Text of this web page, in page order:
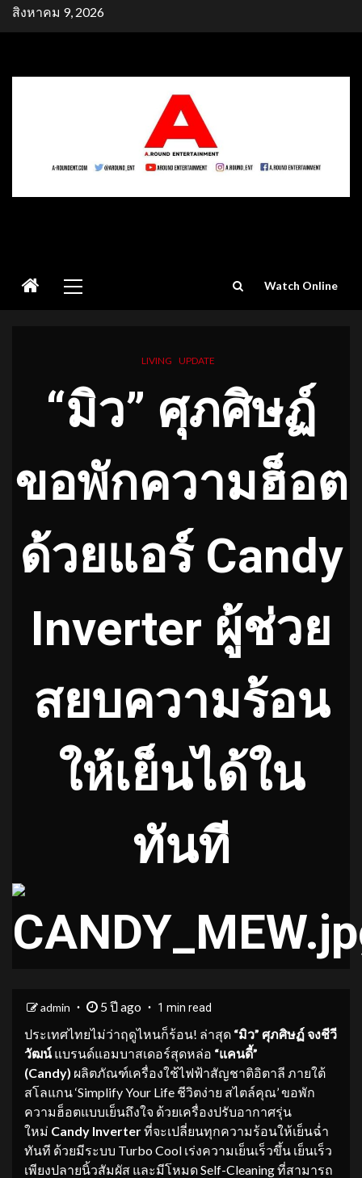
Skipสิงหาคม 9, 2026
Menu
Watch Online
LIVING UPDATE
“มิว” ศุภศิษฏ์
ขอพักความฮ็อต
ด้วยแอร์ Candy
Inverter ผู้ช่วย
สยบความร้อน
ให้เย็นได้ใน
ทันที
admin 5 ปี ago 1 min read
ประเทศไทยไม่ว่าฤดูไหนก็ร้อน! ล่าสุด “มิว” ศุภศิษฏ์ จงชีวี
วัฒน์แบรนด์แอมบาสเดอร์สุดหล่อ “แคนดี้”
(Candy) ผลิตภัณฑ์เครื่องใช้ไฟฟ้าสัญชาติอิตาลี ภายใต้
สโลแกน ‘Simplify Your Life ชีวิตง่าย สไตล์คุณ’ ขอพัก
ความฮ็อตแบบเย็นถึงใจ ด้วยเครื่องปรับอากาศรุ่น
ใหม่ Candy Inverterที่จะเปลี่ยนทุกความร้อนให้เย็นฉ่ำ
ทันที ด้วยมีระบบ Turbo Cool เร่งความเย็นเร็วขึ้น เย็นเร็ว
เพียงปลายนิ้วสัมผัส และมีโหมด Self-Cleaning ที่สามารถ